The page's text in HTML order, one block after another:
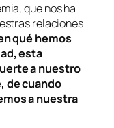
que nos ha
relaciones
qué hemos
esta
a nuestro
de cuando
a nuestra